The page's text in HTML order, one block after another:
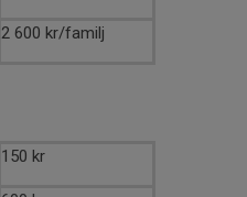
2 600 kr/familj
150 kr